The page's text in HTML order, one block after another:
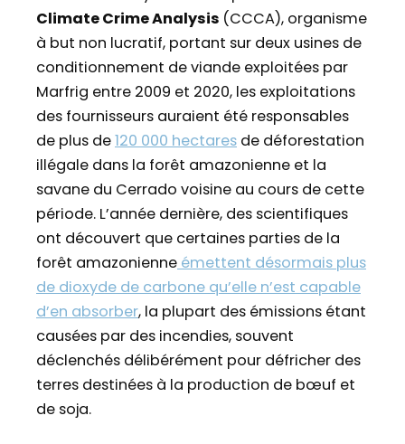
Climate Crime Analysis (CCCA), organisme
à but non lucratif, portant sur deux usines de
conditionnement de viande exploitées par
Marfrig entre 2009 et 2020, les exploitations
des fournisseurs auraient été responsables
de plus de120 000 hectares de déforestation
illégale dans la forêt amazonienne et la
savane du Cerrado voisine au cours de cette
période. L’année dernière, des scientifiques
ont découvert que certaines parties de la
forêt amazonienne émettent désormais plus
de dioxyde de carbone qu’elle n’est capable
d’en absorber, la plupart des émissions étant
causées par des incendies, souvent
déclenchés délibérément pour défricher des
terres destinées à la production de bœuf et
de soja.